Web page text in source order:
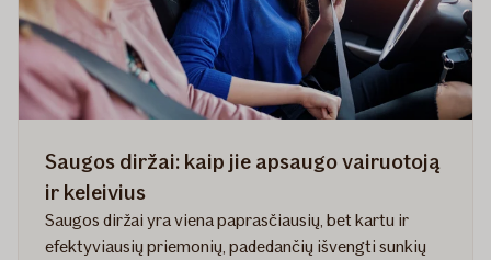
Saugos diržai: kaip jie apsaugo vairuotoją
ir keleivius
Saugos diržai yra viena paprasčiausių, bet kartu ir
efektyviausių priemonių, padedančių išvengti sunkių